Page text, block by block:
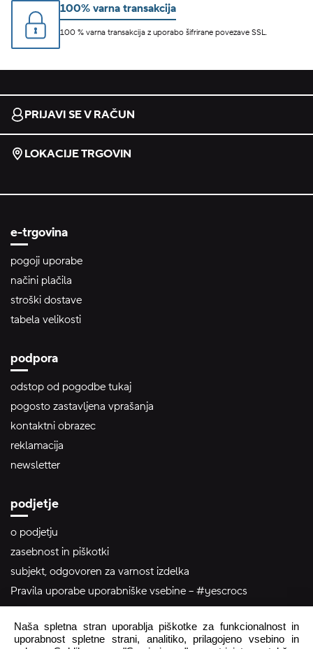
100% varna transakcija
100 % varna transakcija z uporabo šifrirane povezave SSL.
PRIJAVI SE V RAČUN
LOKACIJE TRGOVIN
e-trgovina
pogoji uporabe
načini plačila
stroški dostave
tabela velikosti
podpora
odstop od pogodbe tukaj
pogosto zastavljena vprašanja
kontaktni obrazec
reklamacija
newsletter
podjetje
o podjetju
zasebnost in piškotki
subjekt, odgovoren za varnost izdelka
Pravila uporabe uporabniške vsebine – #yescrocs
pomoč uporabnikom
Naša spletna stran uporablja piškotke za funkcionalnost in
uporabnost spletne strani, analitiko, prilagojeno vsebino in